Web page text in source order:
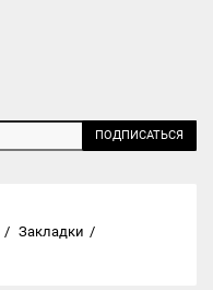
ПОДПИСАТЬСЯ
Закладки